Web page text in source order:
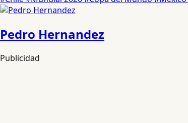
Pedro Hernandez
Publicidad